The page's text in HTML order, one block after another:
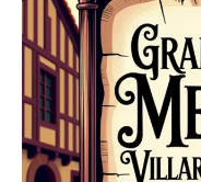
i
o
a
f